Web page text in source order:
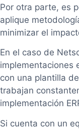
Por otra parte, es
aplique
minimizar el
En el caso de
implementaciones
con una plantilla
trabajan
implementación
Si cuenta con un